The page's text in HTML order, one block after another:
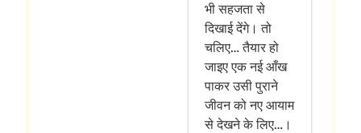
भी सहजता से
दिखाई देंगे। तो
चलिए… तैयार हो
जाइए एक नई आँख
पाकर उसी पुराने
जीवन को नए आयाम
से देखने के लिए…।